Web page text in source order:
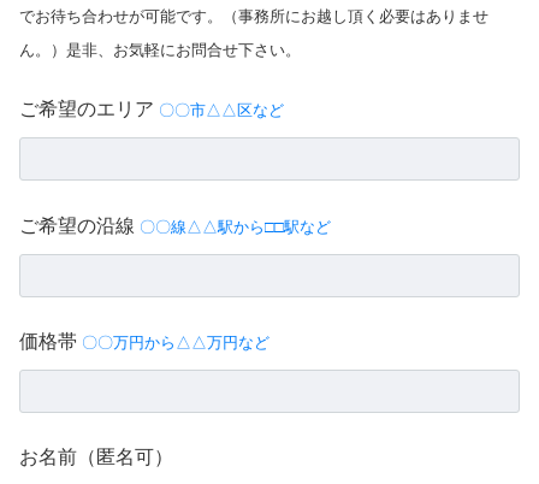
でお待ち合わせが可能です。（事務所にお越し頂く必要はありませ
ん。）是非、お気軽にお問合せ下さい。
ご希望のエリア 〇〇市△△区など
ご希望の沿線 〇〇線△△駅から□□駅など
価格帯 〇〇万円から△△万円など
お名前（匿名可）